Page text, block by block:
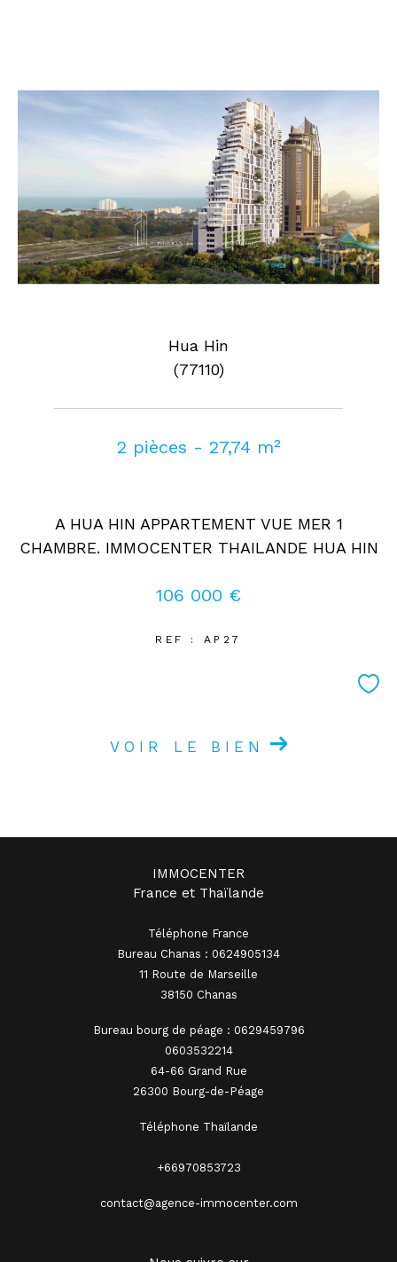
Hua Hin
(77110)
2 pièces - 27,74 m²
A HUA HIN APPARTEMENT VUE MER 1
CHAMBRE. IMMOCENTER THAILANDE HUA HIN
106 000 €
REF : AP27
VOIR LE BIEN
IMMOCENTER
France et Thaïlande
Téléphone France
Bureau Chanas : 0624905134
11 Route de Marseille
38150 Chanas
Bureau bourg de péage : 0629459796
0603532214
64-66 Grand Rue
26300 Bourg-de-Péage
Téléphone Thaïlande
+66970853723
contact@agence-immocenter.com